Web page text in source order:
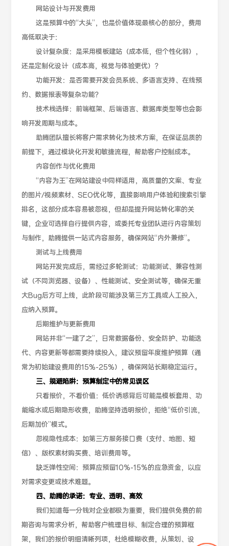
网站设计与开发费用
这是预算中的“大头”，也是价值体现最核心的部分，费用
高低取决于：
设计复杂度：是采用模板建站（成本低，但个性化弱），
还是定制化设计（成本高，视觉与体验更优）？
功能开发：是否需要开发会员系统、多语言支持、在线预
约、数据报表等复杂功能？
技术栈选择：前端框架、后端语言、数据库类型等也会影
响开发周期与成本。
助腾团队擅长将客户需求转化为技术方案，在保证品质的
前提下，通过模块化开发和敏捷流程，帮助客户控制成本。
内容创作与优化费用
“内容为王”在网站建设中同样适用，高质量的文案、专业
的图片/视频素材、SEO优化等，直接影响用户体验和搜索引擎
排名，这部分成本容易被忽视，但却是提升网站转化率的关
键，企业可选择自行提供内容，或委托专业团队进行内容策划
与制作，助腾提供一站式内容服务，确保网站“内外兼修”。
测试与上线费用
网站开发完成后，需经过多轮测试：功能测试、兼容性测
试（不同浏览器、设备）、性能测试、安全测试等，确保无重
大Bug后方可上线，此阶段可能涉及第三方工具或人工投入，
应纳入预算。
后期维护与更新费用
网站并非“一建了之”，日常数据备份、安全防护、功能迭
代、内容更新等都需要持续投入，建议预留年度维护预算（通
常为初始建设费用的15%-25%），确保网站长期稳定运行。
三、规避陷阱：预算制定中的常见误区
只看报价，不看价值：低价诱惑背后可能是模板套用、功
能缩水或后期隐形收费，助腾坚持透明报价，拒绝“低价引流，
后期加价”模式。
忽视隐性成本：如第三方服务接口费（支付、地图、短
信）、版权素材购买费、培训费用等。
缺乏弹性空间：预算应预留10%-15%的应急资金，以应
对需求变更或技术难题。
四、助腾的承诺：专业、透明、高效
我们知道每一分钱对企业都极为重要，我们提供免费的前
期咨询与需求分析，帮助客户梳理目标、制定合理的预算框
架，我们的报价明细清晰列项，杜绝模糊收费，从策划、设